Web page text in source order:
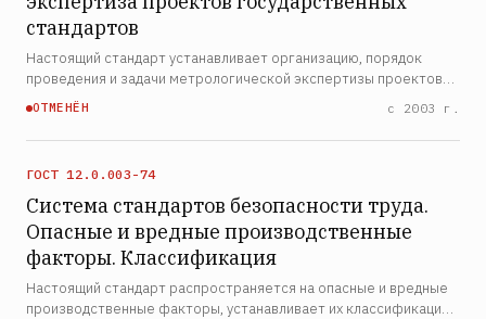
стандартов
Настоящий стандарт устанавливает организацию, порядок
проведения и задачи метрологической экспертизы проектов
государственных стандартов Российской Федерации, а также
ОТМЕНЁН с 2003 г.
ГОСТ 12.0.003-74
Система стандартов безопасности труда.
Опасные и вредные производственные
факторы. Классификация
Настоящий стандарт распространяется на опасные и вредные
производственные факторы, устанавливает их классификацию